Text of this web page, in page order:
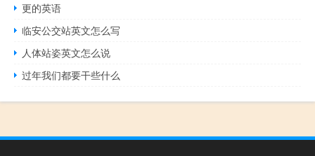
更的英语
临安公交站英文怎么写
人体站姿英文怎么说
过年我们都要干些什么